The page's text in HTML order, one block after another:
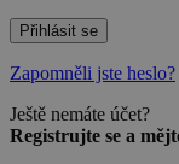
Přihlásit se
Zapomněli jste heslo?
Ještě nemáte účet?
Registrujte se a